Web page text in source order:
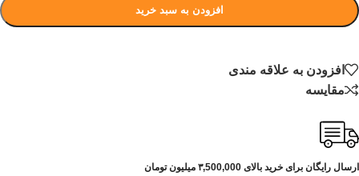
افزودن به سبد خرید
افزودن به علاقه مندی
مقایسه
ارسال رایگان برای خرید بالای ۳,500,000 میلیون تومان